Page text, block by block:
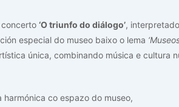
‘O triunfo do diálogo’, interpretado
especial do museo baixo o lema
única, combinando música e cultura
co espazo do museo,